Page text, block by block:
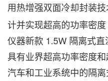
用热增强双面冷却封装
计并实现超高的功率密
仪器新款 1.5W 隔离式直
具有业界超高功率密度
汽车和工业系统中的隔